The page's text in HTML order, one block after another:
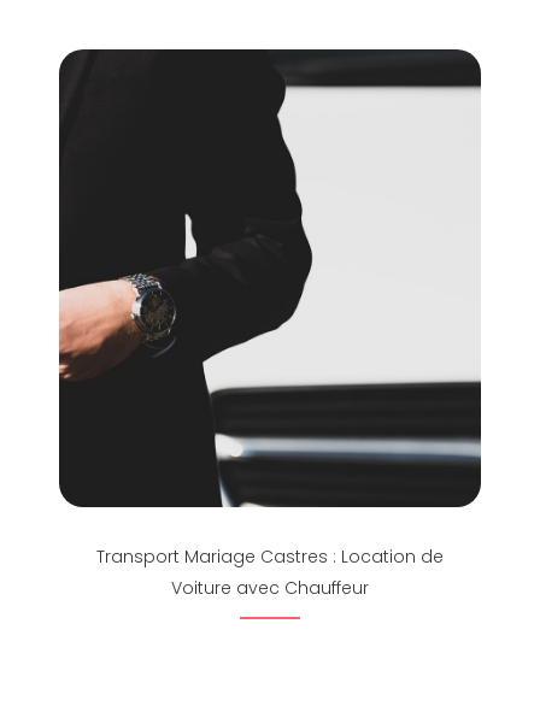
Transport Mariage Castres : Location de
Voiture avec Chauffeur